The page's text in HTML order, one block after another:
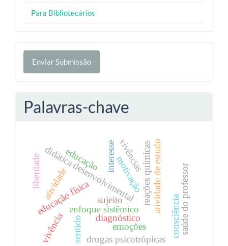
Para Bibliotecários
Enviar
Submissão
Enviar Submissão
Palavras-chave
enfoque sistêmico
diagnóstico
reações químicas
didática desenvolvimental
educação física atividade de estudo
sujeito
motivação
interesse
sentido emoções
atividade
consciência
liberdade educação vivências
saúde do professor
drogas psicotrópicas
vivência